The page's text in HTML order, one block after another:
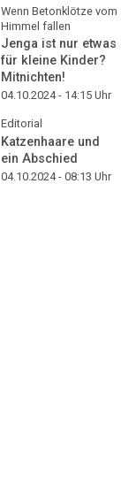
Wenn Betonklötze vom
Himmel fallen
Jenga ist nur etwas
für kleine Kinder?
Mitnichten!
04.10.2024 - 14:15 Uhr
Editorial
Katzenhaare und
ein Abschied
04.10.2024 - 08:13 Uhr